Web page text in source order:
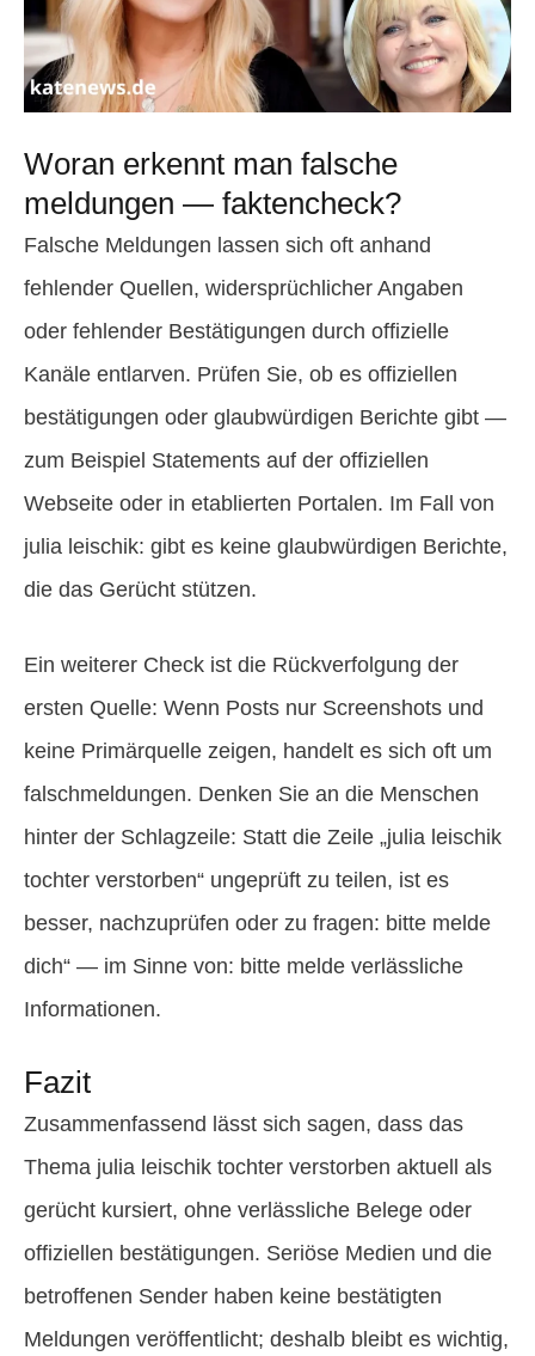
Woran erkennt man falsche
meldungen — faktencheck?
Falsche Meldungen lassen sich oft anhand
fehlender Quellen, widersprüchlicher Angaben
oder fehlender Bestätigungen durch offizielle
Kanäle entlarven. Prüfen Sie, ob es offiziellen
bestätigungen oder glaubwürdigen Berichte gibt —
zum Beispiel Statements auf der offiziellen
Webseite oder in etablierten Portalen. Im Fall von
julia leischik: gibt es keine glaubwürdigen Berichte,
die das Gerücht stützen.
Ein weiterer Check ist die Rückverfolgung der
ersten Quelle: Wenn Posts nur Screenshots und
keine Primärquelle zeigen, handelt es sich oft um
falschmeldungen. Denken Sie an die Menschen
hinter der Schlagzeile: Statt die Zeile „julia leischik
tochter verstorben“ ungeprüft zu teilen, ist es
besser, nachzuprüfen oder zu fragen: bitte melde
dich“ — im Sinne von: bitte melde verlässliche
Informationen.
Fazit
Zusammenfassend lässt sich sagen, dass das
Thema julia leischik tochter verstorben aktuell als
gerücht kursiert, ohne verlässliche Belege oder
offiziellen bestätigungen. Seriöse Medien und die
betroffenen Sender haben keine bestätigten
Meldungen veröffentlicht; deshalb bleibt es wichtig,